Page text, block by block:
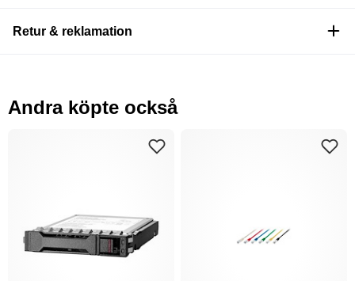
Retur & reklamation
Andra köpte också